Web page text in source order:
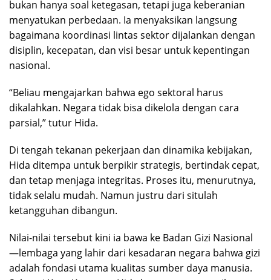
bukan hanya soal ketegasan, tetapi juga keberanian
menyatukan perbedaan. Ia menyaksikan langsung
bagaimana koordinasi lintas sektor dijalankan dengan
disiplin, kecepatan, dan visi besar untuk kepentingan
nasional.
“Beliau mengajarkan bahwa ego sektoral harus
dikalahkan. Negara tidak bisa dikelola dengan cara
parsial,” tutur Hida.
Di tengah tekanan pekerjaan dan dinamika kebijakan,
Hida ditempa untuk berpikir strategis, bertindak cepat,
dan tetap menjaga integritas. Proses itu, menurutnya,
tidak selalu mudah. Namun justru dari situlah
ketangguhan dibangun.
Nilai-nilai tersebut kini ia bawa ke Badan Gizi Nasional
—lembaga yang lahir dari kesadaran negara bahwa gizi
adalah fondasi utama kualitas sumber daya manusia.